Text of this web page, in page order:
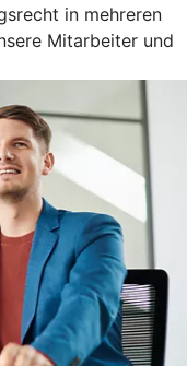
in mehreren
Mitarbeiter und